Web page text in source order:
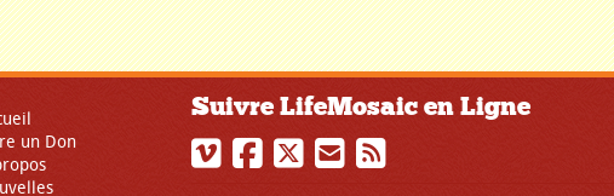
un Don
Suivre LifeMosaic en Ligne